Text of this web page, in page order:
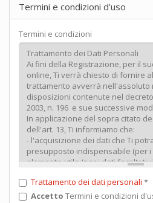
Termini e condizioni d'uso
Termini e condizioni
Trattamento dei dati personali *
Accetto Termini e condizioni